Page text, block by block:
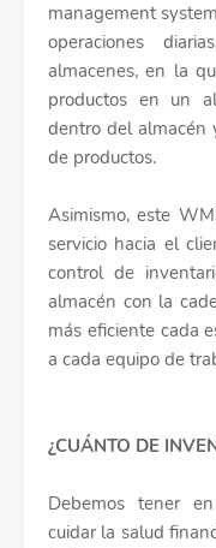
management
operaciones
almacenes, en la
productos en un
dentro del almacén
de productos.
Asimismo, este
servicio hacia el
control de
almacén con la
más eficiente cada
a cada equipo de
¿CUÁNTO DE
Debemos tener
cuidar la salud